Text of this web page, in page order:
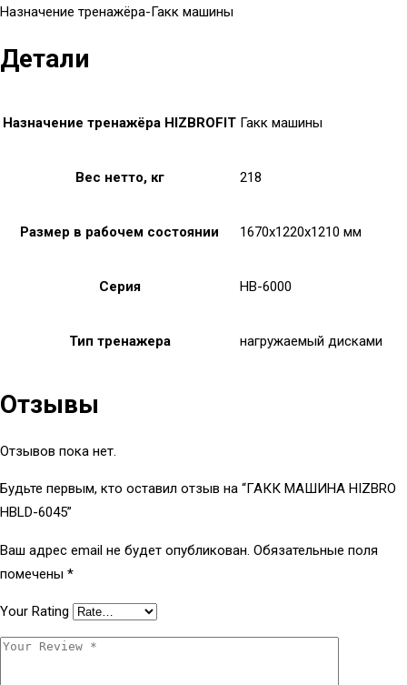
Назначение тренажёра-Гакк машины
Детали
Назначение тренажёра HIZBROFIT Гакк машины
Вес нетто, кг 218
Размер в рабочем состоянии 1670x1220x1210 мм
Серия HB-6000
Тип тренажера нагружаемый дисками
Отзывы
Отзывов пока нет.
Будьте первым, кто оставил отзыв на “ГАКК МАШИНА HIZBRO
HBLD-6045”
Ваш адрес email не будет опубликован. Обязательные поля
помечены *
Your Rating